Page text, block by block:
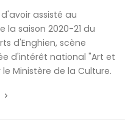
assisté au
la saison 2020-21 du
d'Enghien, scène
d'intérêt national "Art et
Ministère de la Culture.